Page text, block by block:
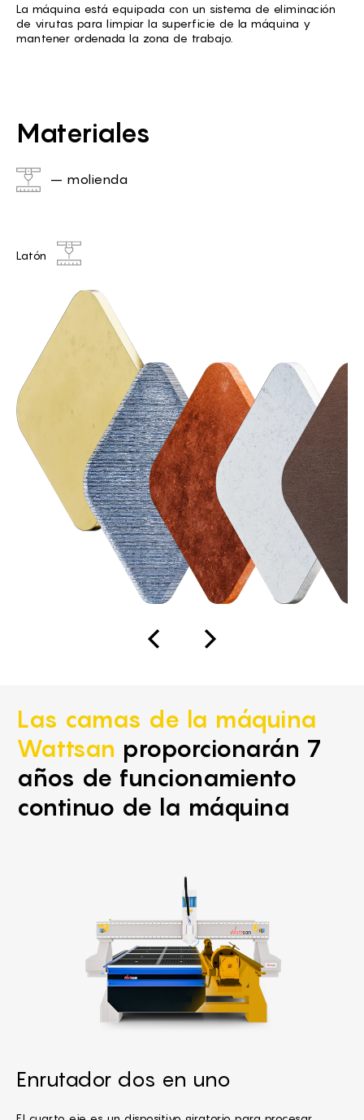
La máquina está equipada con un sistema de eliminación
de virutas para limpiar la superficie de la máquina y
mantener ordenada la zona de trabajo.
Materiales
– molienda
Latón
Las camas de la máquina
Wattsan proporcionarán 7
años de funcionamiento
continuo de la máquina
Enrutador dos en uno